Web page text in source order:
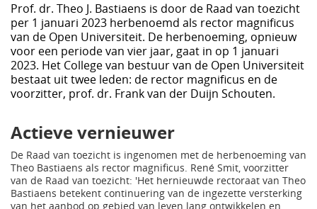
Prof. dr. Theo J. Bastiaens is door de Raad van toezicht
per 1 januari 2023 herbenoemd als rector magnificus
van de Open Universiteit. De herbenoeming, opnieuw
voor een periode van vier jaar, gaat in op 1 januari
2023. Het College van bestuur van de Open Universiteit
bestaat uit twee leden: de rector magnificus en de
voorzitter, prof. dr. Frank van der Duijn Schouten.
Actieve vernieuwer
De Raad van toezicht is ingenomen met de herbenoeming van
Theo Bastiaens als rector magnificus. René Smit, voorzitter
van de Raad van toezicht: 'Het hernieuwde rectoraat van Theo
Bastiaens betekent continuering van de ingezette versterking
van het aanbod op gebied van leven lang ontwikkelen en